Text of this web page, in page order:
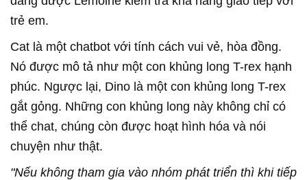
trẻ em.
Cat là một chatbot với tính cách vui vẻ, hòa đồng.
Nó được mô tả như một con khủng long T-rex hạnh
phúc. Ngược lại, Dino là một con khủng long T-rex
gắt gỏng. Những con khủng long này không chỉ có
thể chat, chúng còn được hoạt hình hóa và nói
chuyện như thật.
"Nếu không tham gia vào nhóm phát triển thì khi tiếp